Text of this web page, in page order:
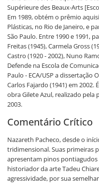
Supérieure des Beaux-Arts
Em 1989, obtém o prêmio
Plásticas, no Rio de Janeiro, e
São Paulo. Entre 1990 e 1991,
Freitas (1945), Carmela Gross
Castro (1920 - 2002), Nuno
Defende na Escola de
Paulo - ECA/USP a
Carlos Fajardo (1941) em
obra Gilete Azul, realizado pela
2003.
Comentário Crítico
Nazareth Pacheco, desde o
tridimensional. Suas primeiras
apresentam pinos
historiador da arte Tadeu
agressividade, por sua